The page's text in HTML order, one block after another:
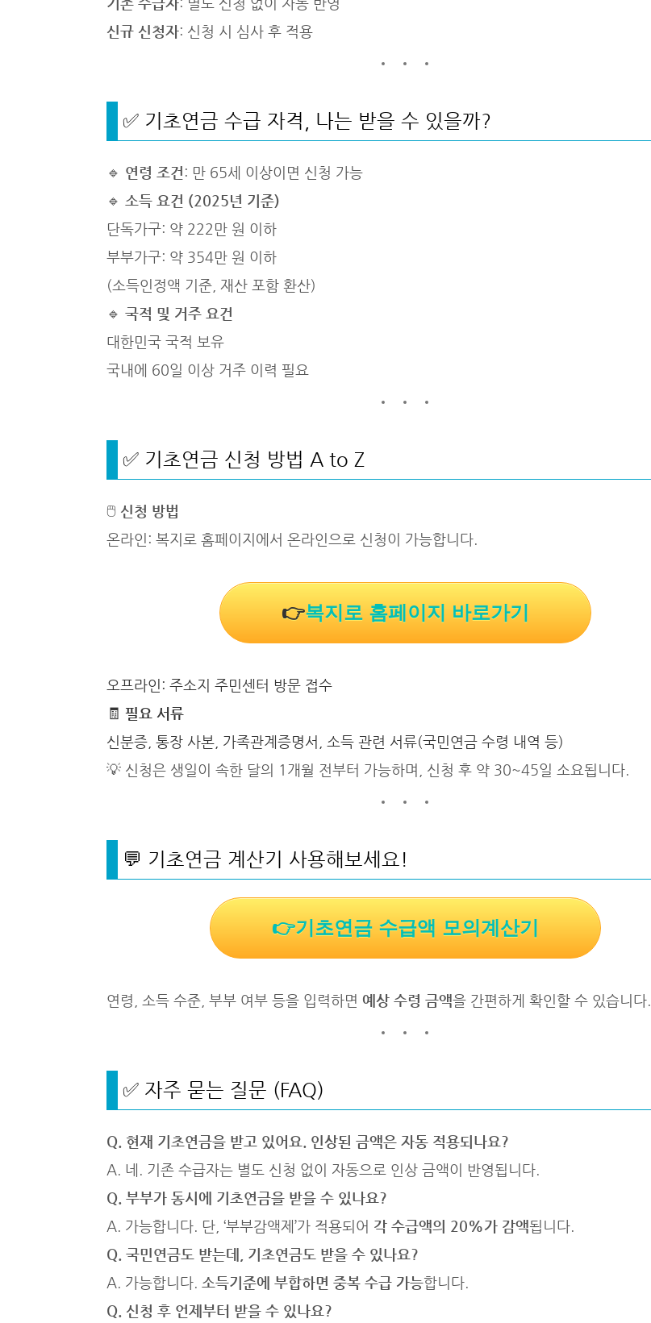
기존 수급자: 별도 신청 없이 자동 반영
신규 신청자: 신청 시 심사 후 적용
✅ 기초연금 수급 자격, 나는 받을 수 있을까?
🔹 연령 조건 : 만 65세 이상이면 신청 가능
🔹 소득 요건 (2025년 기준)
단독가구: 약 222만 원 이하
부부가구: 약 354만 원 이하
(소득인정액 기준, 재산 포함 환산)
🔹 국적 및 거주 요건
대한민국 국적 보유
국내에 60일 이상 거주 이력 필요
✅ 기초연금 신청 방법 A to Z
🖱 신청 방법
온라인: 복지로 홈페이지에서 온라인으로 신청이 가능합니다.
👉복지로 홈페이지 바로가기
오프라인: 주소지 주민센터 방문 접수
🧾 필요 서류
신분증, 통장 사본, 가족관계증명서, 소득 관련 서류(국민연금 수령 내역 등)
💡 신청은 생일이 속한 달의 1개월 전부터 가능하며, 신청 후 약 30~45일 소요됩니다.
💬 기초연금 계산기 사용해보세요!
👉기초연금 수급액 모의계산기
연령, 소득 수준, 부부 여부 등을 입력하면 예상 수령 금액을 간편하게 확인할 수 있습니다.
✅ 자주 묻는 질문 (FAQ)
Q. 현재 기초연금을 받고 있어요. 인상된 금액은 자동 적용되나요?
A. 네. 기존 수급자는 별도 신청 없이 자동으로 인상 금액이 반영됩니다.
Q. 부부가 동시에 기초연금을 받을 수 있나요?
A. 가능합니다. 단, ‘부부감액제’가 적용되어 각 수급액의 20%가 감액됩니다.
Q. 국민연금도 받는데, 기초연금도 받을 수 있나요?
A. 가능합니다. 소득기준에 부합하면 중복 수급 가능합니다.
Q. 신청 후 언제부터 받을 수 있나요?